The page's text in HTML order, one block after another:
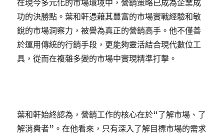
在現今多元化的市場環境中，營銷策略已成為企業成
功的決勝點。葉和軒憑藉其豐富的市場實戰經驗和敏
銳的市場洞察力，被譽為真正的營銷高手。他不僅善
於運用傳統的行銷手段，更能夠靈活結合現代數位工
具，從而在複雜多變的市場中實現精準打擊。
葉和軒始終認為，營銷工作的核心在於“了解市場、了
解消費者”。在他看來，只有深入了解目標市場的需求